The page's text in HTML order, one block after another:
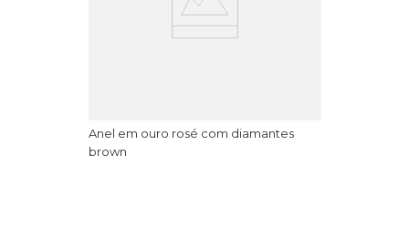
Anel em ouro rosé com diamantes
brown